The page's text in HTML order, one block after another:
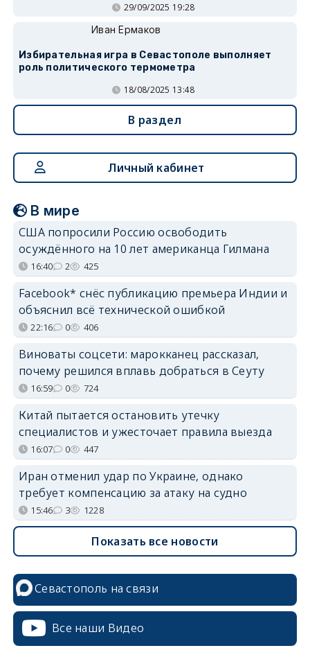
29/09/2025 19:28
Иван Ермаков
Избирательная игра в Севастополе выполняет
роль политического термометра
18/08/2025 13:48
В раздел
Личный кабинет
В мире
США попросили Россию освободить
осуждённого на 10 лет американца Гилмана
16:40 2 425
Facebook* снёс публикацию премьера Индии и
объяснил всё технической ошибкой
22:16 0 406
Виноваты соцсети: марокканец рассказал,
почему решился вплавь добраться в Сеуту
16:59 0 724
Китай пытается остановить утечку
специалистов и ужесточает правила выезда
16:07 0 447
Иран отменил удар по Украине, однако
требует компенсацию за атаку на судно
15:46 3 1228
Показать все новости
Севастополь на связи
Все наши Видео